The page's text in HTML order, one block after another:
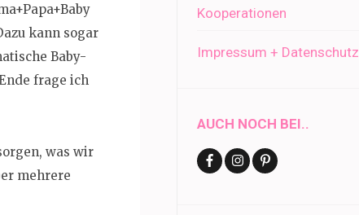
kann sogar
Baby-
frage ich
was wir
mehrere
Kooperationen
Impressum + Datenschutz
AUCH NOCH BEI..